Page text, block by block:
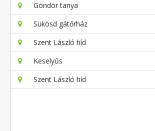
Göndör tanya
Sükösd gátőrház
Szent László híd
Keselyűs
Szent László híd